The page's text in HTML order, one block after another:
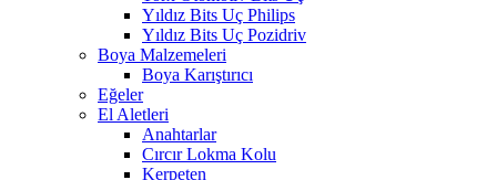
Yıldız Bits Uç Philips
Yıldız Bits Uç Pozidriv
Boya Malzemeleri
Boya Karıştırıcı
Eğeler
El Aletleri
Anahtarlar
Cırcır Lokma Kolu
Kerpeten